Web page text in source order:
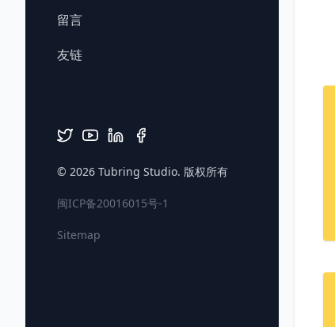
留言
友链
© 2026 Tubring Studio. 版权所有
闽ICP备20016015号-1
Sitemap